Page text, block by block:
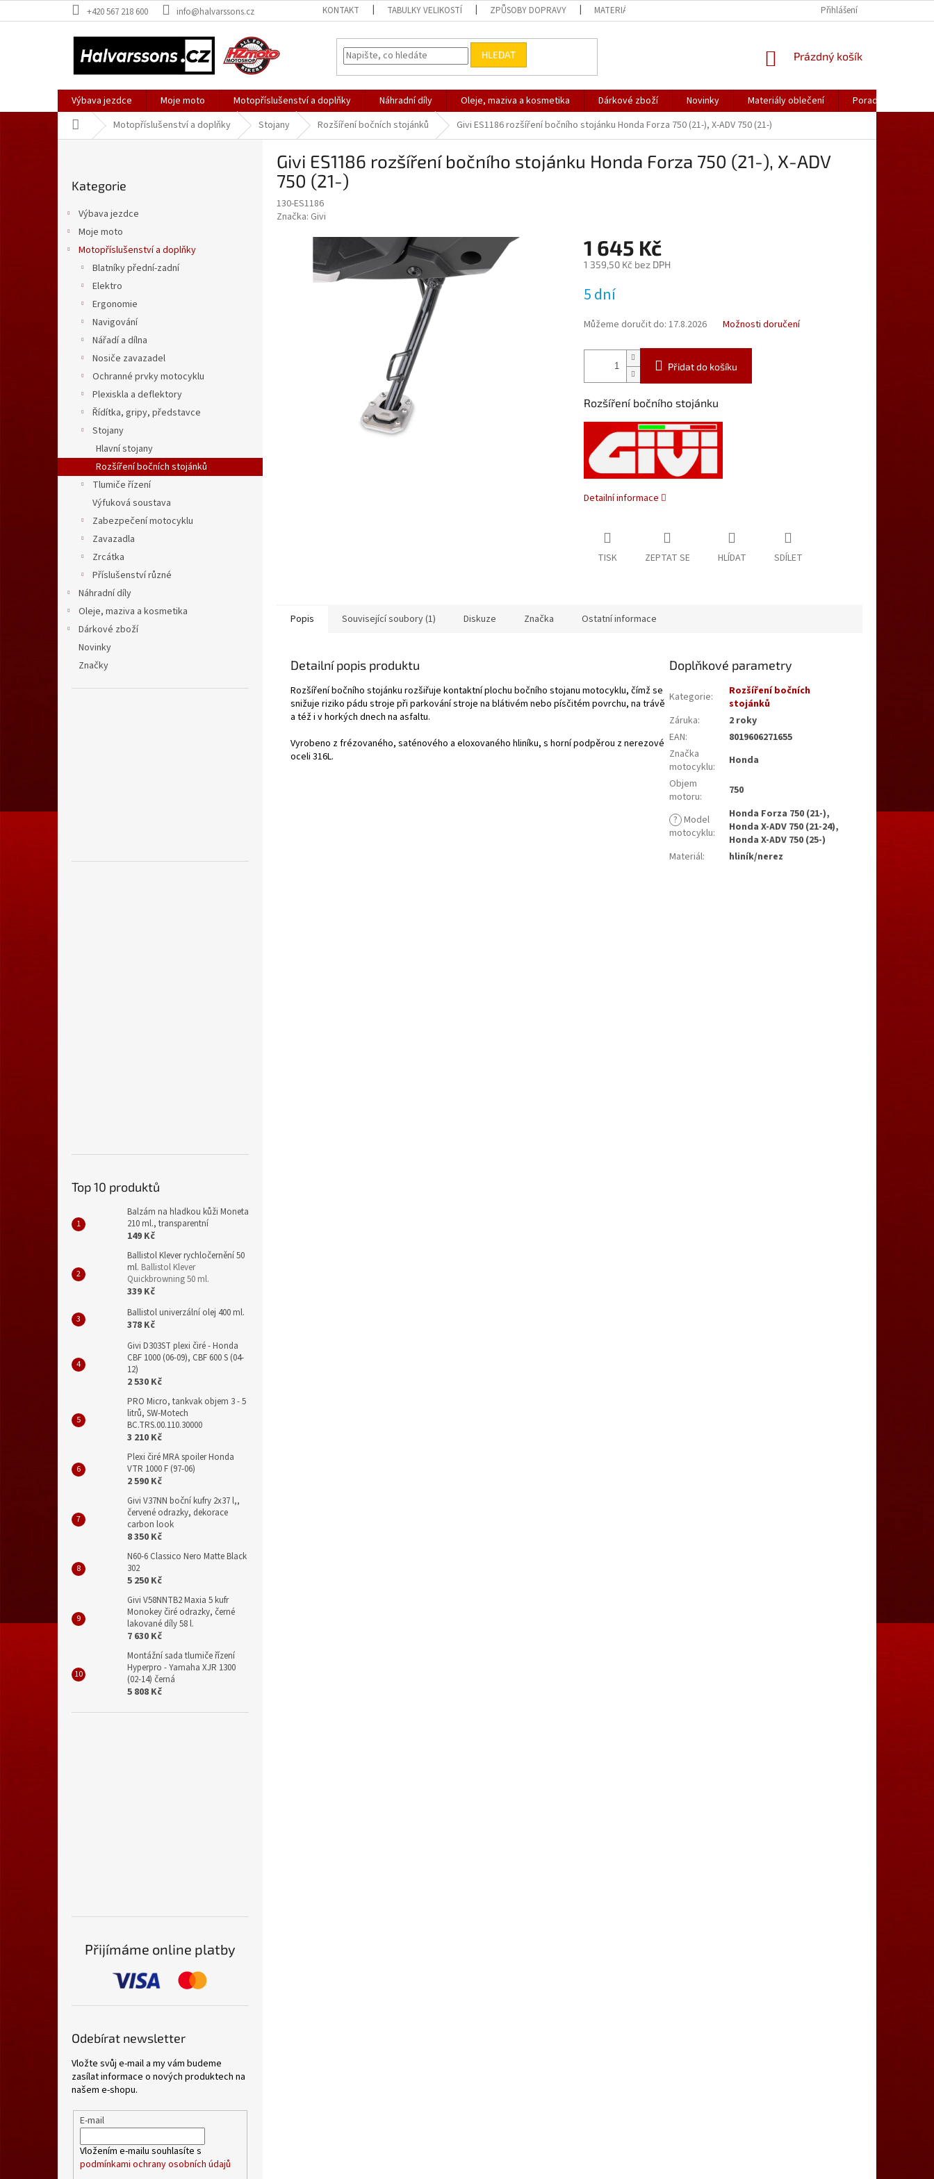
na
+420 567 218 600 info@halvarssons.cz KONTAKT TABULKY VELIKOSTÍ ZPŮSOBY DOPRAVY MATERIÁLY OBLEČENÍ KATALOGY (.PDF)Přihlášení
HLEDAT
NÁKUPNÍ
Prázdný košík
Výbava jezdce Moje moto Motopříslušenství a doplňky Náhradní díly Oleje, maziva a kosmetika Dárkové zboží Novinky Materiály oblečení Poradna
Domů Motopříslušenství a doplňky Stojany Rozšíření bočních stojánků Givi ES1186 rozšíření bočního stojánku Honda Forza 750 (21-), X-ADV 750 (21-)
kategorie
Kategorie
Výbava jezdce
Moje moto
Motopříslušenství a doplňky
Blatníky přední-zadní
Elektro
Ergonomie
Navigování
Nářadí a dílna
Nosiče zavazadel
Ochranné prvky motocyklu
Plexiskla a deflektory
Řídítka, gripy, představce
Stojany
Hlavní stojany
Rozšíření bočních stojánků
Tlumiče řízení
Výfuková soustava
Zabezpečení motocyklu
Zavazadla
Zrcátka
Příslušenství různé
Náhradní díly
Oleje, maziva a kosmetika
Dárkové zboží
Novinky
Značky
Top 10 produktů
Balzám na hladkou kůži Moneta
210 ml., transparentní
149 Kč
Ballistol Klever rychločernění 50
ml. Ballistol Klever
Quickbrowning 50 ml.
339 Kč
Ballistol univerzální olej 400 ml.
378 Kč
Givi D303ST plexi čiré - Honda
CBF 1000 (06-09), CBF 600 S (04-
12)
2 530 Kč
PRO Micro, tankvak objem 3 - 5
litrů, SW-Motech
BC.TRS.00.110.30000
3 210 Kč
Plexi čiré MRA spoiler Honda
VTR 1000 F (97-06)
2 590 Kč
Givi V37NN boční kufry 2x37 l,,
červené odrazky, dekorace
carbon look
8 350 Kč
N60-6 Classico Nero Matte Black
302
5 250 Kč
Givi V58NNTB2 Maxia 5 kufr
Monokey čiré odrazky, černé
lakované díly 58 l.
7 630 Kč
Montážní sada tlumiče řízení
Hyperpro - Yamaha XJR 1300
(02-14) černá
5 808 Kč
Přijímáme online platby
Odebírat newsletter
Vložte svůj e-mail a my vám budeme
zasílat informace o nových produktech na
našem e-shopu.
E-mail
Vložením e-mailu souhlasíte s
podmínkami ochrany osobních údajů
Givi ES1186 rozšíření bočního stojánku Honda Forza 750 (21-), X-ADV
750 (21-)
130-ES1186
Značka: Givi
1 645 Kč
1 359,50 Kč bez DPH
cena:
5 dní
Můžeme doručit do: 17.8.2026 Možnosti doručení
Přidat do košíku
Rozšíření bočního stojánku
Detailní informace
TISK ZEPTAT SE HLÍDAT SDÍLET
Popis Související soubory (1) Diskuze Značka Ostatní informace
Detailní popis produktu
Rozšíření bočního stojánku rozšiřuje kontaktní plochu bočního stojanu motocyklu, čímž se
snižuje riziko pádu stroje při parkování stroje na blátivém nebo písčitém povrchu, na trávě
a též i v horkých dnech na asfaltu.
Vyrobeno z frézovaného, saténového a eloxovaného hliníku, s horní podpěrou z nerezové
oceli 316L.
Doplňkové parametry
Kategorie:
Rozšíření bočních
stojánků
Záruka:
2 roky
EAN:
8019606271655
Značka
motocyklu:
Honda
Objem
motoru: 750
? Model
motocyklu:
Honda Forza 750 (21-),
Honda X-ADV 750 (21-24),
Honda X-ADV 750 (25-)
Materiál: hliník/nerez